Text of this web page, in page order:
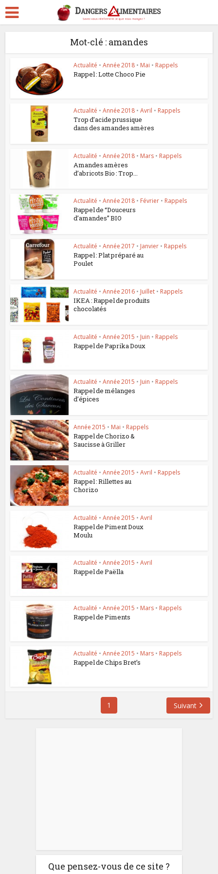
Mot-clé : amandes
Actualité • Année 2018 • Mai • Rappels
Rappel : Lotte Choco Pie
Actualité • Année 2018 • Avril • Rappels
Trop d’acide prussique
dans des amandes amères
Actualité • Année 2018 • Mars • Rappels
Amandes amères
d’abricots Bio : Trop...
Actualité • Année 2018 • Février • Rappels
Rappel de “Douceurs
d’amandes” BIO
Actualité • Année 2017 • Janvier • Rappels
Rappel : Plat préparé au
Poulet
Actualité • Année 2016 • Juillet • Rappels
IKEA : Rappel de produits
chocolatés
Actualité • Année 2015 • Juin • Rappels
Rappel de Paprika Doux
Actualité • Année 2015 • Juin • Rappels
Rappel de mélanges
d’épices
Année 2015 • Mai • Rappels
Rappel de Chorizo &
Saucisse à Griller
Actualité • Année 2015 • Avril • Rappels
Rappel : Rillettes au
Chorizo
Actualité • Année 2015 • Avril
Rappel de Piment Doux
Moulu
Actualité • Année 2015 • Avril
Rappel de Paëlla
Actualité • Année 2015 • Mars • Rappels
Rappel de Piments
Actualité • Année 2015 • Mars • Rappels
Rappel de Chips Bret’s
1 Suivant
Que pensez-vous de ce site ?